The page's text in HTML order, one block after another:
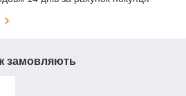
замовляють